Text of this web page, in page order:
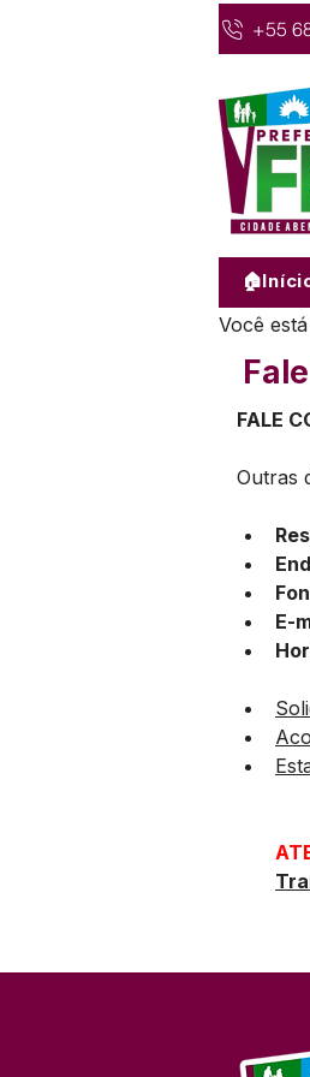
+55
Você
FALE
Outras
E-